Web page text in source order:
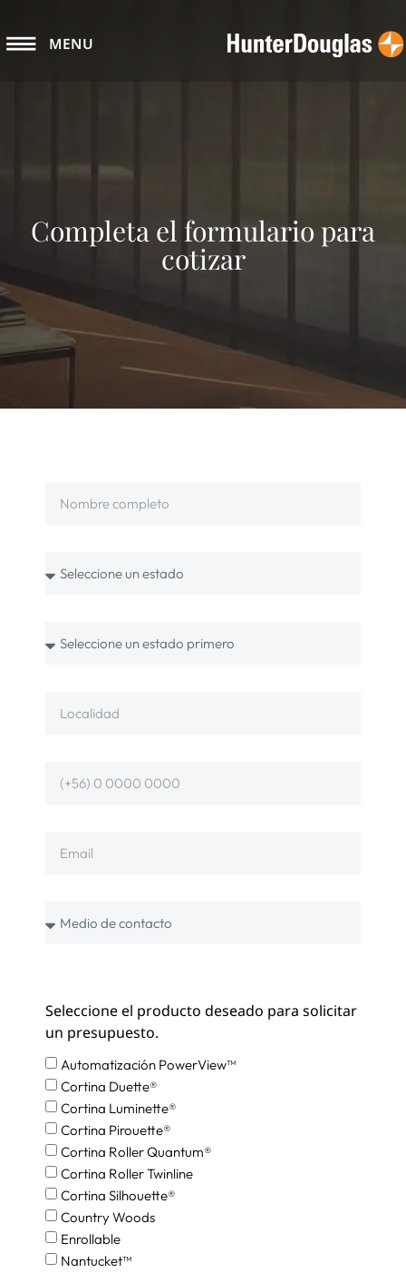
MENU
Completa el formulario para
cotizar
Seleccione el producto deseado para solicitar
un presupuesto.
Automatización PowerView™
Cortina Duette®
Cortina Luminette®
Cortina Pirouette®
Cortina Roller Quantum®
Cortina Roller Twinline
Cortina Silhouette®
Country Woods
Enrollable
Nantucket™